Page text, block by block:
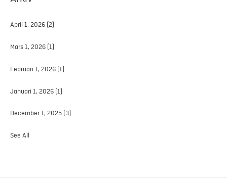
April 1, 2026 (2)
Mars 1, 2026 (1)
Februari 1, 2026 (1)
Januari 1, 2026 (1)
December 1, 2025 (3)
See All